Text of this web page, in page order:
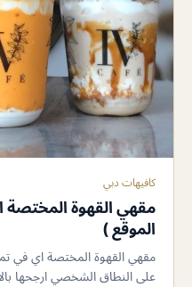
كافيهات دبي
مقهي القهوة المختصة
الموقع )
مقهي القهوة المختصة اي في
على النطاق الشخصي ارجحها